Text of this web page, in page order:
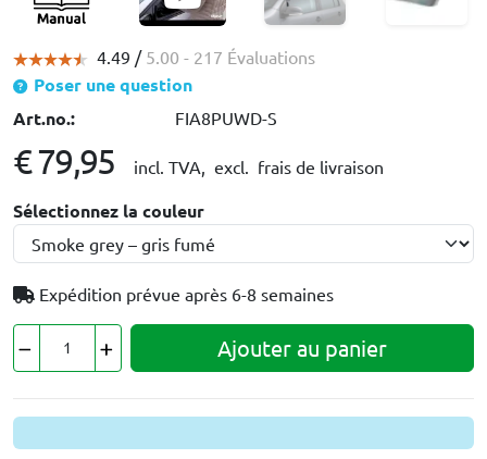
4.49 / 5.00 - 217 Évaluations
Poser une question
Art.no.:
FIA8PUWD-S
€ 79,95 incl. TVA, excl. frais de livraison
Sélectionnez la couleur
Expédition prévue après 6-8 semaines
Ajouter au panier